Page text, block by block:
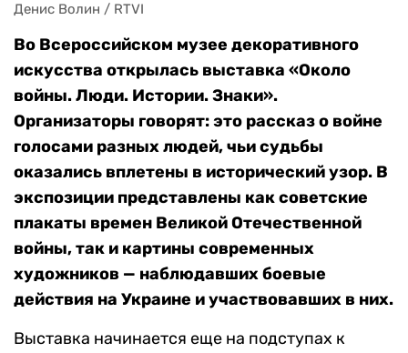
Денис Волин / RTVI
Во Всероссийском музее декоративного
искусства открылась выставка «Около
войны. Люди. Истории. Знаки».
Организаторы говорят: это рассказ о войне
голосами разных людей, чьи судьбы
оказались вплетены в исторический узор. В
экспозиции представлены как советские
плакаты времен Великой Отечественной
войны, так и картины современных
художников — наблюдавших боевые
действия на Украине и участвовавших в них.
Выставка начинается еще на подступах к